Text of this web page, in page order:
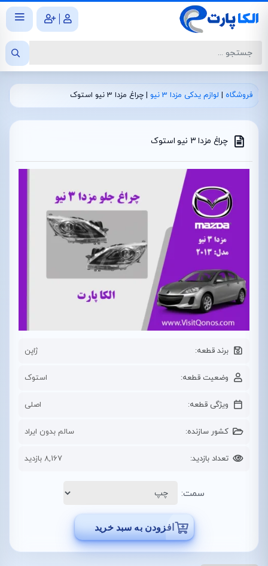
|
فروشگاه | لوازم یدکی مزدا 3 نیو | چراغ مزدا 3 نیو استوک
چراغ مزدا 3 نیو استوک
برند قطعه: ژاپن
وضعیت قطعه: استوک
ویژگی قطعه: اصلی
کشور سازنده: سالم بدون ایراد
تعداد بازدید: 8,167 بازدید
سمت:
افزودن به سبد خرید